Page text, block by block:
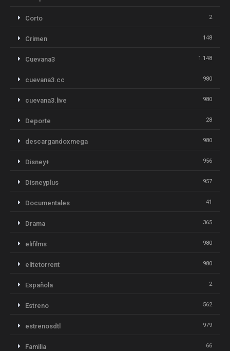
Corto 2
Crimen 148
Cuevana3 1.148
cuevana3.cc 980
cuevana3.live 980
Deporte 28
descargandoxmega 980
Disney+ 956
Disneyplus 957
Documentales 41
Drama 365
elifilms 980
elitetorrent 980
Española 2
Estreno 562
estrenosdtl 979
Familia 66